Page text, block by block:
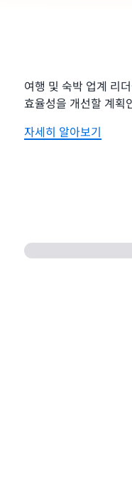
여행 및 숙박 업계 리
효율성을 개선할 계획
자세히 알아보기